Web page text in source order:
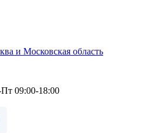
и Московская область
09:00-18:00